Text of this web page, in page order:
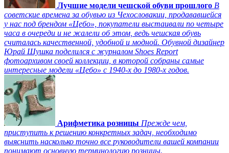
Лучшие модели чешской обуви прошлого В
советские времена за обувью из Чехословакии, продававшейся
у нас под брендом «Цебо», покупатели выстаивали по четыре
часа в очереди и не жалели об этом, ведь чешская обувь
считалась качественной, удобной и модной. Обувной дизайнер
Юрай Шушка поделился с журналом Shoes Report
фотоархивом своей коллекции, в которой собраны самые
интересные модели «Цебо» с 1940-х до 1980-х годов.
Арифметика розницы Прежде чем,
приступить к решению конкретных задач, необходимо
выяснить насколько точно все руководители вашей компании
понимают основную терминологию розницы.